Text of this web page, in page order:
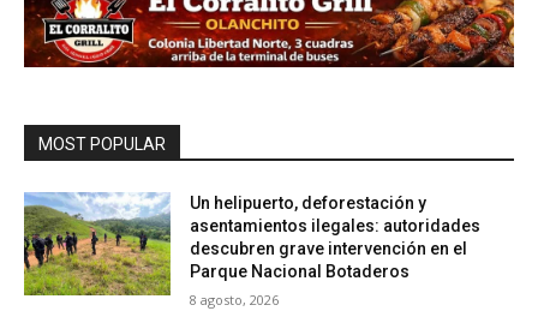
MOST POPULAR
Un helipuerto, deforestación y
asentamientos ilegales: autoridades
descubren grave intervención en el
Parque Nacional Botaderos
8 agosto, 2026